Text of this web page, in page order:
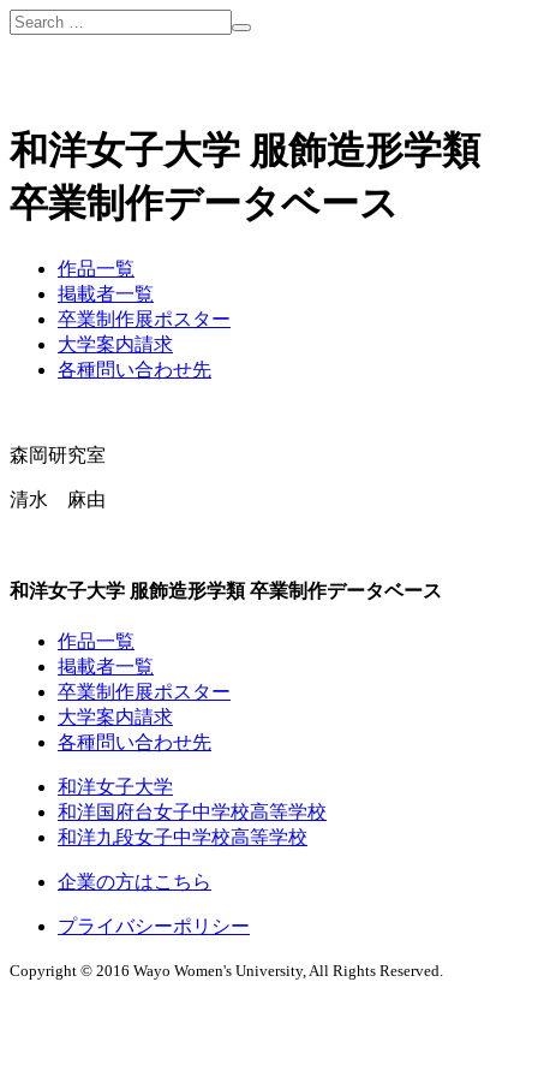
和洋女子大学 服飾造形学類
卒業制作データベース
作品一覧
掲載者一覧
卒業制作展ポスター
大学案内請求
各種問い合わせ先
森岡研究室
清水 麻由
和洋女子大学 服飾造形学類 卒業制作データベース
作品一覧
掲載者一覧
卒業制作展ポスター
大学案内請求
各種問い合わせ先
和洋女子大学
和洋国府台女子中学校高等学校
和洋九段女子中学校高等学校
企業の方はこちら
プライバシーポリシー
Copyright © 2016 Wayo Women's University, All Rights Reserved.